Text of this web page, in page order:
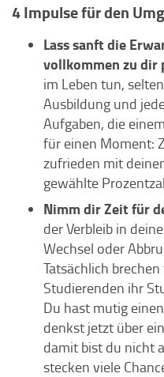
4 Impulse für den
Lass sanft die
vollkommen zu dir
im Leben tun,
Ausbildung und
Aufgaben, die
für einen Moment:
zufrieden mit
gewählte
Nimm dir Zeit für
der Verbleib in
Wechsel oder
Tatsächlich
Studierenden ihr
Du hast mutig
denkst jetzt über
damit bist du nicht
stecken viele